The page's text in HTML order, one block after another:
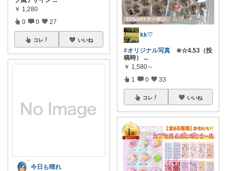
￥ 1,280
0 0 27
コレ いいね
今日も晴れ
kk♡
#オリジナル写真 ❇️☆4.53（投
稿時）
...
￥ 1,580～
1 0 33
コレ いいね